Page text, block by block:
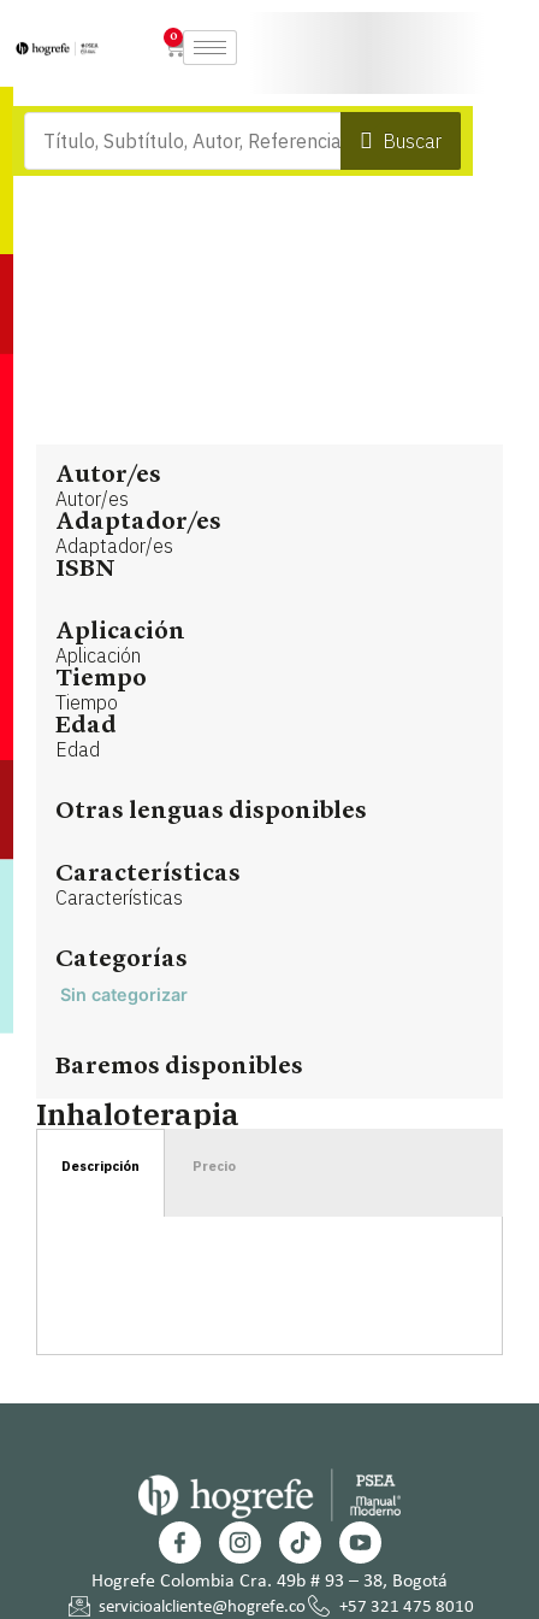
0
Buscar
Autor/es
Autor/es
Adaptador/es
Adaptador/es
ISBN
Aplicación
Aplicación
Tiempo
Tiempo
Edad
Edad
Otras lenguas disponibles
Características
Características
Categorías
Sin categorizar
Baremos disponibles
Inhaloterapia
Descripción Precio
Hogrefe Colombia Cra. 49b # 93 – 38, Bogotá
servicioalcliente@hogrefe.co +57 321 475 8010